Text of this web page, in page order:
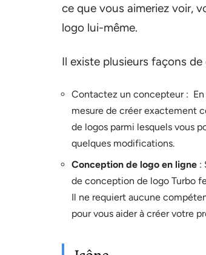
ce que vous aimeriez voir,
logo lui-même.
Il existe plusieurs façons
Contactez un concepteur : En
mesure de créer exactement
de logos parmi lesquels vous
quelques modifications.
Conception de logo en ligne :
de conception de logo Turbo
Il ne requiert aucune
pour vous aider à créer votre